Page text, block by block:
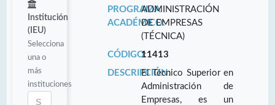
Institución
(IEU)
Selecciona
una o
más
instituciones
PROGRAMA
ACADÉMICO:
ADMINISTRACIÓN
DE EMPRESAS
(TÉCNICA)
CÓDIGO:11413
DESCRIPCIÓN:El Técnico Superior en
Administración de
Empresas, es un